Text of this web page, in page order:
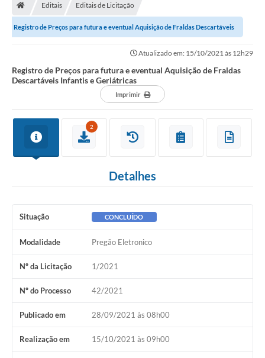
Editais Editais de Licitação
Registro de Preços para futura e eventual Aquisição de Fraldas Descartáveis
Atualizado em: 15/10/2021 às 12h29
Registro de Preços para futura e eventual Aquisição de Fraldas
Descartáveis Infantis e Geriátricas
Imprimir
2
Detalhes
Situação CONCLUÍDO
Modalidade Pregão Eletronico
Nº da Licitação 1/2021
Nº do Processo 42/2021
Publicado em 28/09/2021 às 08h00
Realização em 15/10/2021 às 09h00